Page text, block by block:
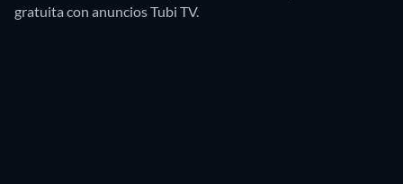
gratuita con anuncios Tubi TV.